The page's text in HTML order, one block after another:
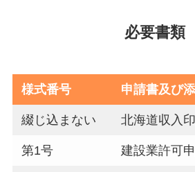
必要書類
様式番号 申請書及び
綴じ込まない 北海道収入
第1号 建設業許可